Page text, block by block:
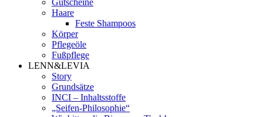
Gutscheine
Haare
Feste Shampoos
Körper
Pflegeöle
Fußpflege
LENN&LEVIA
Story
Grundsätze
INCI – Inhaltsstoffe
„Seifen-Philosophie“